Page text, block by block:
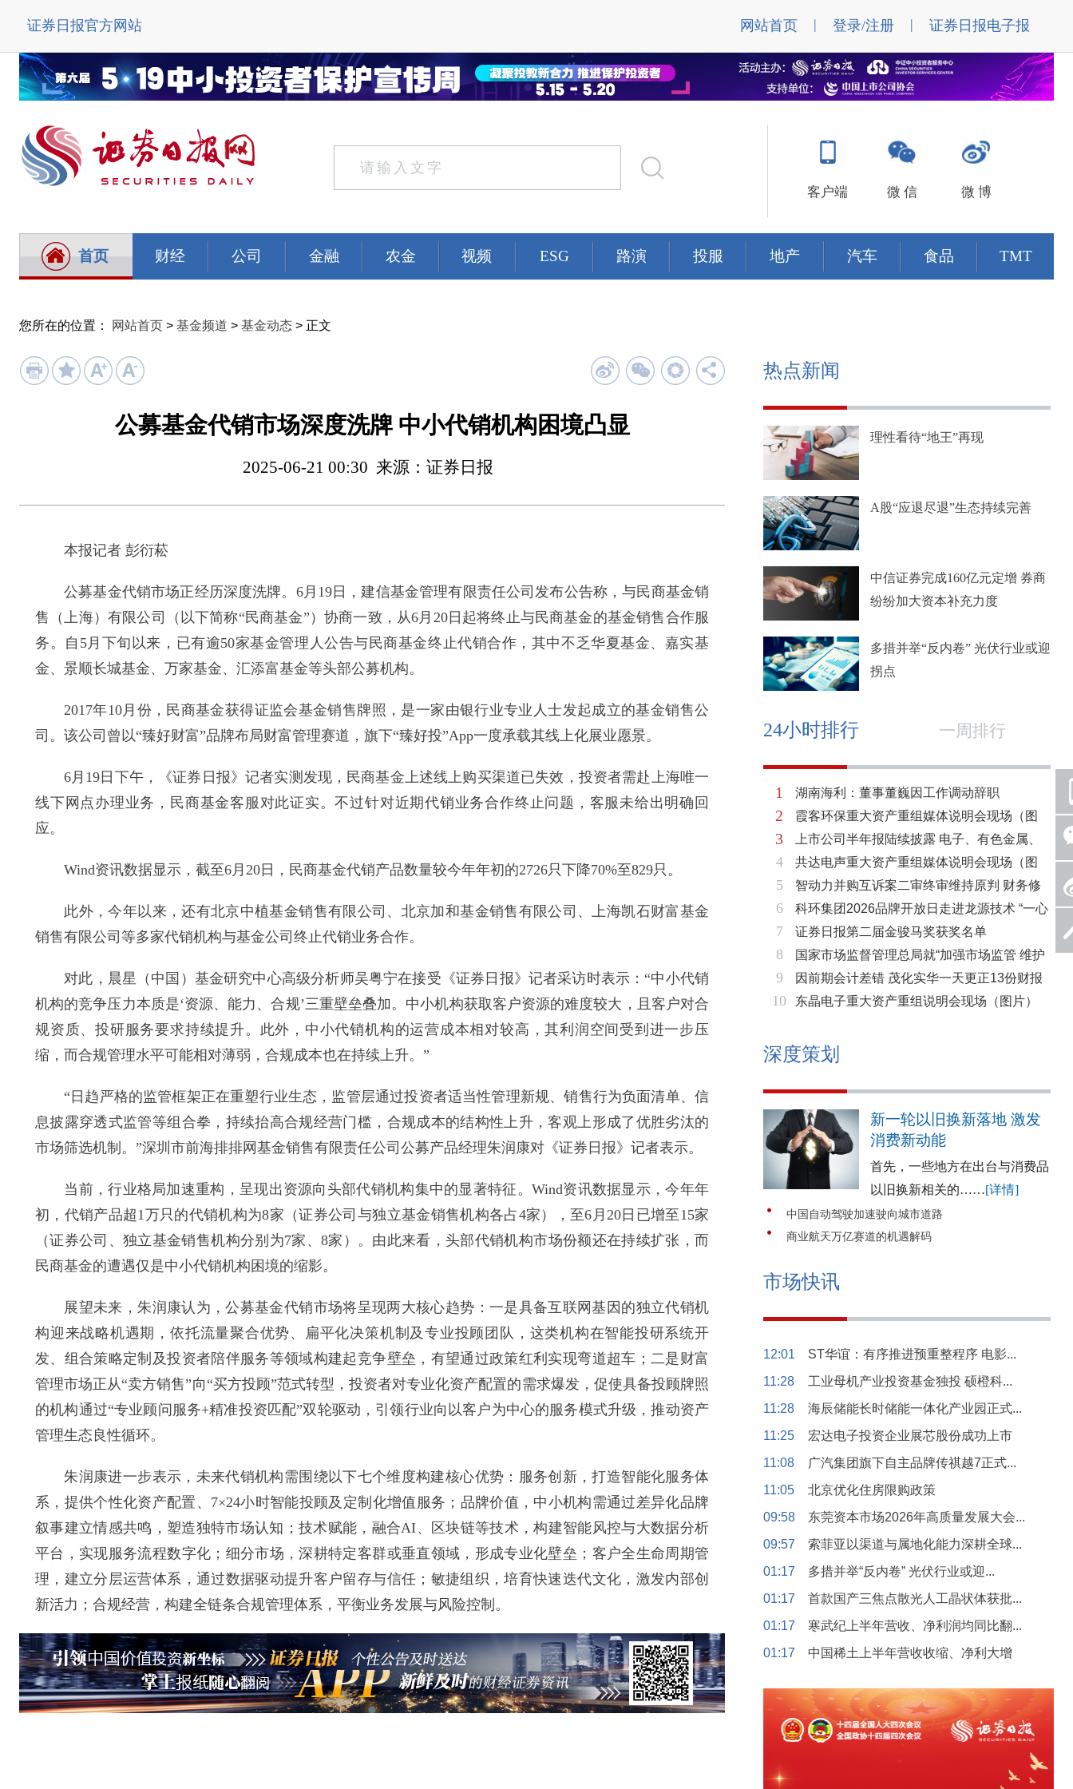
证券日报官方网站 网站首页 | 登录/注册 | 证券日报电子报
客户端 微 信 微 博
首页 财经 公司 金融 农金 视频 ESG 路演 投服 地产 汽车 食品 TMT
您所在的位置： 网站首页 > 基金频道 > 基金动态 > 正文
公募基金代销市场深度洗牌 中小代销机构困境凸显
2025-06-21 00:30 来源：证券日报
本报记者 彭衍菘
公募基金代销市场正经历深度洗牌。6月19日，建信基金管理有限责任公司发布公告称，与民商基金销
售（上海）有限公司（以下简称“民商基金”）协商一致，从6月20日起将终止与民商基金的基金销售合作服
务。自5月下旬以来，已有逾50家基金管理人公告与民商基金终止代销合作，其中不乏华夏基金、嘉实基
金、景顺长城基金、万家基金、汇添富基金等头部公募机构。
2017年10月份，民商基金获得证监会基金销售牌照，是一家由银行业专业人士发起成立的基金销售公
司。该公司曾以“臻好财富”品牌布局财富管理赛道，旗下“臻好投”App一度承载其线上化展业愿景。
6月19日下午，《证券日报》记者实测发现，民商基金上述线上购买渠道已失效，投资者需赴上海唯一
线下网点办理业务，民商基金客服对此证实。不过针对近期代销业务合作终止问题，客服未给出明确回
应。
Wind资讯数据显示，截至6月20日，民商基金代销产品数量较今年年初的2726只下降70%至829只。
此外，今年以来，还有北京中植基金销售有限公司、北京加和基金销售有限公司、上海凯石财富基金
销售有限公司等多家代销机构与基金公司终止代销业务合作。
对此，晨星（中国）基金研究中心高级分析师吴粤宁在接受《证券日报》记者采访时表示：“中小代销
机构的竞争压力本质是‘资源、能力、合规’三重壁垒叠加。中小机构获取客户资源的难度较大，且客户对合
规资质、投研服务要求持续提升。此外，中小代销机构的运营成本相对较高，其利润空间受到进一步压
缩，而合规管理水平可能相对薄弱，合规成本也在持续上升。”
“日趋严格的监管框架正在重塑行业生态，监管层通过投资者适当性管理新规、销售行为负面清单、信
息披露穿透式监管等组合拳，持续抬高合规经营门槛，合规成本的结构性上升，客观上形成了优胜劣汰的
市场筛选机制。”深圳市前海排排网基金销售有限责任公司公募产品经理朱润康对《证券日报》记者表示。
当前，行业格局加速重构，呈现出资源向头部代销机构集中的显著特征。Wind资讯数据显示，今年年
初，代销产品超1万只的代销机构为8家（证券公司与独立基金销售机构各占4家），至6月20日已增至15家
（证券公司、独立基金销售机构分别为7家、8家）。由此来看，头部代销机构市场份额还在持续扩张，而
民商基金的遭遇仅是中小代销机构困境的缩影。
展望未来，朱润康认为，公募基金代销市场将呈现两大核心趋势：一是具备互联网基因的独立代销机
构迎来战略机遇期，依托流量聚合优势、扁平化决策机制及专业投顾团队，这类机构在智能投研系统开
发、组合策略定制及投资者陪伴服务等领域构建起竞争壁垒，有望通过政策红利实现弯道超车；二是财富
管理市场正从“卖方销售”向“买方投顾”范式转型，投资者对专业化资产配置的需求爆发，促使具备投顾牌照
的机构通过“专业顾问服务+精准投资匹配”双轮驱动，引领行业向以客户为中心的服务模式升级，推动资产
管理生态良性循环。
朱润康进一步表示，未来代销机构需围绕以下七个维度构建核心优势：服务创新，打造智能化服务体
系，提供个性化资产配置、7×24小时智能投顾及定制化增值服务；品牌价值，中小机构需通过差异化品牌
叙事建立情感共鸣，塑造独特市场认知；技术赋能，融合AI、区块链等技术，构建智能风控与大数据分析
平台，实现服务流程数字化；细分市场，深耕特定客群或垂直领域，形成专业化壁垒；客户全生命周期管
理，建立分层运营体系，通过数据驱动提升客户留存与信任；敏捷组织，培育快速迭代文化，激发内部创
新活力；合规经营，构建全链条合规管理体系，平衡业务发展与风险控制。
热点新闻
理性看待“地王”再现
A股“应退尽退”生态持续完善
中信证券完成160亿元定增 券商
纷纷加大资本补充力度
多措并举“反内卷” 光伏行业或迎
拐点
24小时排行 一周排行
1
2
3
4
5
6
7
8
9
10
湖南海利：董事董巍因工作调动辞职
霞客环保重大资产重组媒体说明会现场（图
片）
上市公司半年报陆续披露 电子、有色金属、
基础化工三大板块率先走强
共达电声重大资产重组媒体说明会现场（图
片）
智动力并购互诉案二审终审维持原判 财务修
复与估值空间同步打开
科环集团2026品牌开放日走进龙源技术 “一心
两脉”赋能火电绿色低碳转型
证券日报第二届金骏马奖获奖名单
国家市场监督管理总局就“加强市场监管 维护
市场秩序”答记者问
因前期会计差错 茂化实华一天更正13份财报
东晶电子重大资产重组说明会现场（图片）
深度策划
新一轮以旧换新落地 激发
消费新动能
首先，一些地方在出台与消费品
以旧换新相关的……[详情]
中国自动驾驶加速驶向城市道路
商业航天万亿赛道的机遇解码
市场快讯
12:01
ST华谊：有序推进预重整程序 电影...
11:28
工业母机产业投资基金独投 硕橙科...
11:28
海辰储能长时储能一体化产业园正式...
11:25
宏达电子投资企业展芯股份成功上市
11:08
广汽集团旗下自主品牌传祺越7正式...
11:05
北京优化住房限购政策
09:58
东莞资本市场2026年高质量发展大会...
09:57
索菲亚以渠道与属地化能力深耕全球...
01:17
多措并举“反内卷” 光伏行业或迎...
01:17
首款国产三焦点散光人工晶状体获批...
01:17
寒武纪上半年营收、净利润均同比翻...
01:17
中国稀土上半年营收收缩、净利大增